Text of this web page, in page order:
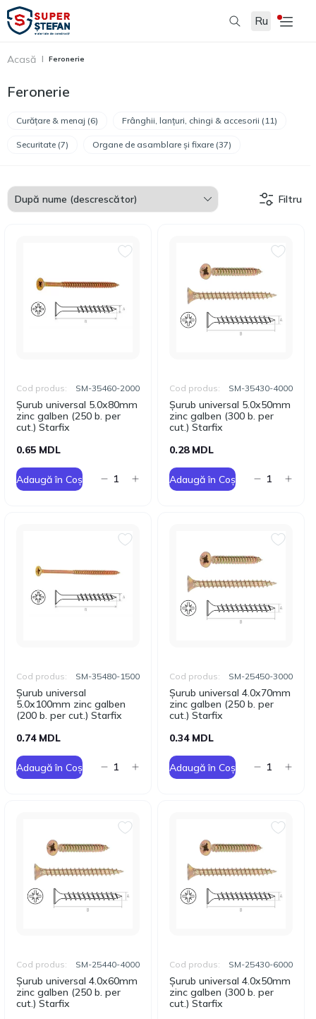
Ru
Acasă Feronerie
Feronerie
Curățare & menaj (6) Frânghii, lanțuri, chingi & accesorii (11)
Securitate (7) Organe de asamblare și fixare (37)
Filtru
Șurub universal 5.0x80mm
zinc galben (250 b. per
cut.) Starfix
Cod produs: SM-35460-2000
0.65 MDL
Adaugă în Coș
Șurub universal 5.0x50mm
zinc galben (300 b. per
cut.) Starfix
Cod produs: SM-35430-4000
0.28 MDL
Adaugă în Coș
Șurub universal
5.0x100mm zinc galben
(200 b. per cut.) Starfix
Cod produs: SM-35480-1500
0.74 MDL
Adaugă în Coș
Șurub universal 4.0x70mm
zinc galben (250 b. per
cut.) Starfix
Cod produs: SM-25450-3000
0.34 MDL
Adaugă în Coș
Șurub universal 4.0x60mm
zinc galben (250 b. per
cut.) Starfix
Cod produs: SM-25440-4000
Șurub universal 4.0x50mm
zinc galben (300 b. per
cut.) Starfix
Cod produs: SM-25430-6000